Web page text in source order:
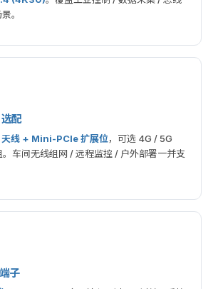
。
配
线 + Mini-PCIe 扩展位，可选 4G / 5G
。车间无线组网 / 远程监控 / 户外部署一并支
子